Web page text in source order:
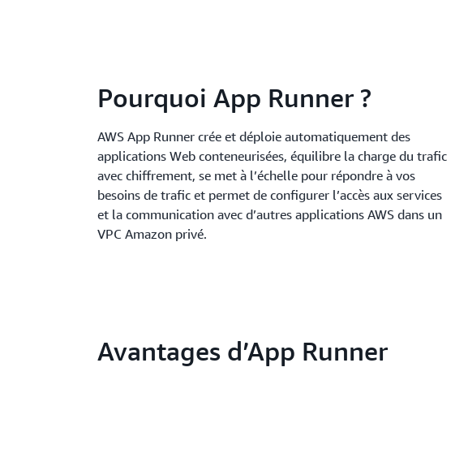
Pourquoi App Runner ?
AWS App Runner crée et déploie automatiquement des
applications Web conteneurisées, équilibre la charge du trafic
avec chiffrement, se met à l’échelle pour répondre à vos
besoins de trafic et permet de configurer l’accès aux services
et la communication avec d’autres applications AWS dans un
VPC Amazon privé.
Avantages d’App Runner